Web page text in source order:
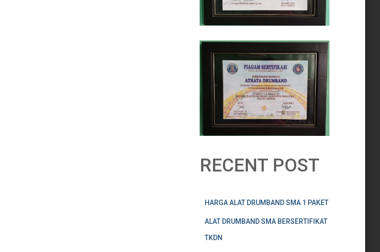
RECENT POST
HARGA ALAT DRUMBAND SMA 1 PAKET
ALAT DRUMBAND SMA BERSERTIFIKAT
TKDN